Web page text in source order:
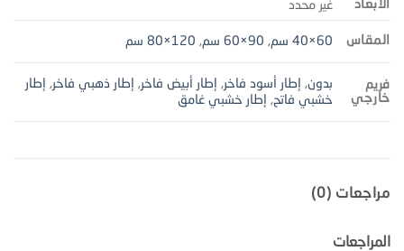
الأبعاد غير محدد
المقاس 60×40 سم , 90×60 سم , 120×80 سم
فريم
خارجي
بدون, إطار أسود فاخر, إطار أبيض فاخر, إطار ذهبي فاخر,
إطار
خشبي فاتح, إطار خشبي غامق
مراجعات (0)
المراجعات